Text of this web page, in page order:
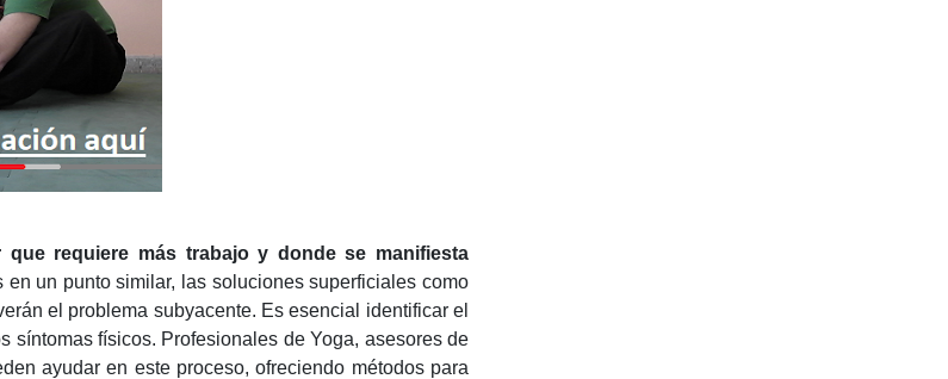
requiere más trabajo y donde se manifiesta
en un punto similar, las soluciones superficiales como
el problema subyacente. Es esencial identificar el
síntomas físicos. Profesionales de Yoga, asesores de
ayudar en este proceso, ofreciendo métodos para